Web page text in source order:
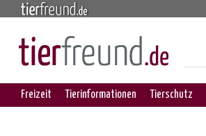
Freizeit Tierinformationen Tierschutz